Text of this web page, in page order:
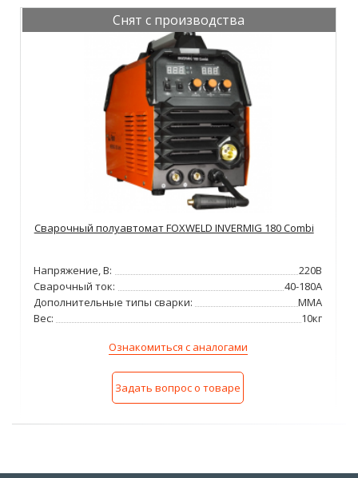
Снят с производства
Сварочный полуавтомат FOXWELD INVERMIG 180 Combi
Напряжение, В:
220В
Сварочный ток:
40-180А
Дополнительные типы сварки:
MMA
Вес:
10кг
Ознакомиться с аналогами
Задать вопрос о товаре